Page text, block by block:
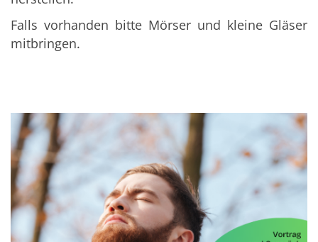
Falls vorhanden bitte Mörser und kleine Gläser
mitbringen.